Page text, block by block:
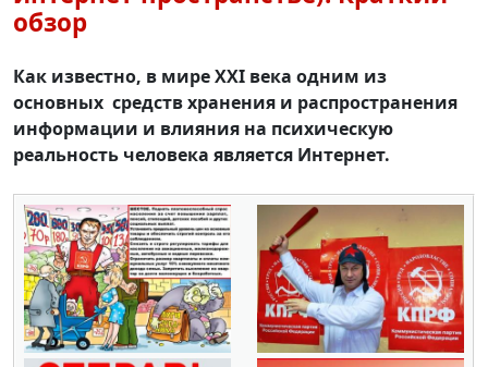
обзор
Как известно, в мире XXI века одним из
основных средств хранения и распространения
информации и влияния на психическую
реальность человека является Интернет.